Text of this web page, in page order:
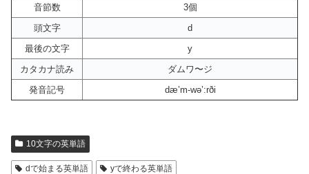
音節数
3個
頭文字
d
最後の文字
y
カタカナ読み
ダムワ〜ジ
発音記号
dæ’m-wə’:rði
10文字の英単語
dで始まる英単語 yで終わる英単語